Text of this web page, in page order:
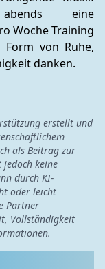
eine
Woche Training
von Ruhe,
danken.
erstellt und
als Beitrag zur
jedoch keine
durch KI-
oder leicht
Partner
Vollständigkeit